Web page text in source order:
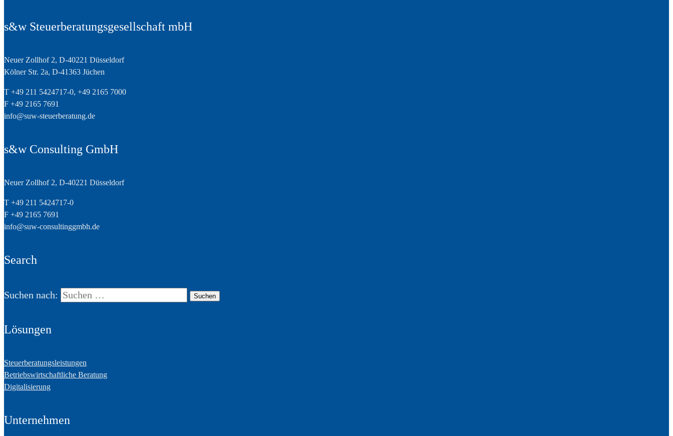
s&w Steuerberatungsgesellschaft mbH
Neuer Zollhof 2, D-40221 Düsseldorf
Kölner Str. 2a, D-41363 Jüchen
T +49 211 5424717-0, +49 2165 7000
F +49 2165 7691
info@suw-steuerberatung.de
s&w Consulting GmbH
Neuer Zollhof 2, D-40221 Düsseldorf
T +49 211 5424717-0
F +49 2165 7691
info@suw-consultinggmbh.de
Search
Suchen nach:
Lösungen
Steuerberatungsleistungen
Betriebswirtschaftliche Beratung
Digitalisierung
Unternehmen